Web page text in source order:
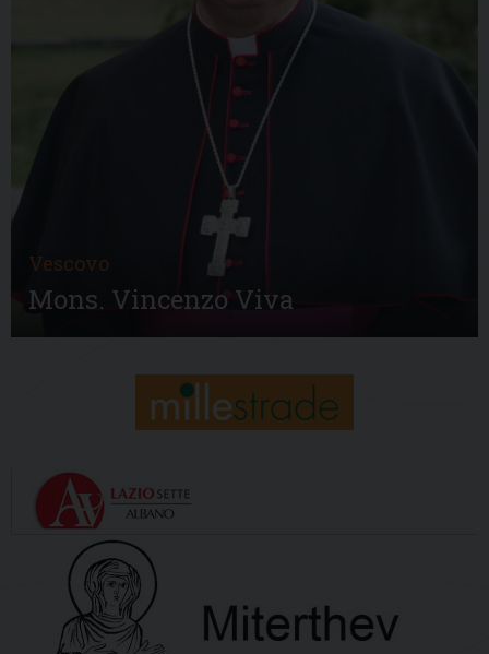
Vescovo
Mons. Vincenzo Viva